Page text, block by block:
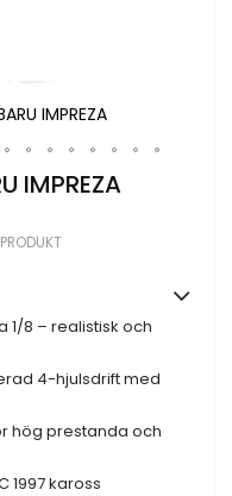
IMPREZA
IMPREZA
1/8 – realistisk och
4-hjulsdrift med
hög prestanda och
1997 kaross